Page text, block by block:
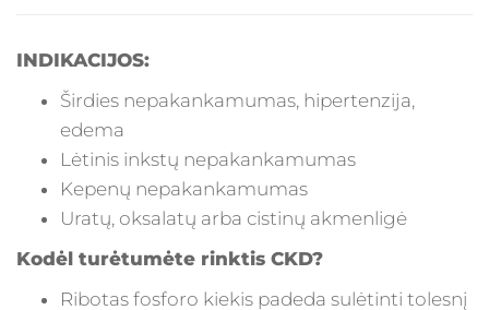
INDIKACIJOS:
Širdies nepakankamumas, hipertenzija,
edema
Lėtinis inkstų nepakankamumas
Kepenų nepakankamumas
Uratų, oksalatų arba cistinų akmenligė
Kodėl turėtumėte rinktis CKD?
Ribotas fosforo kiekis padeda sulėtinti tolesnį